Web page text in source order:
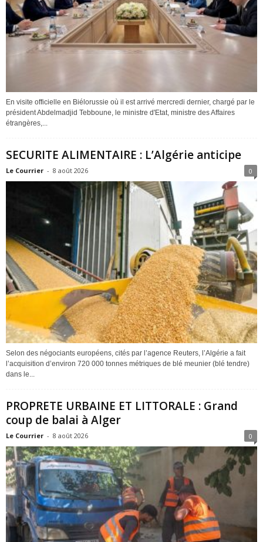
En visite officielle en Biélorussie où il est arrivé mercredi dernier, chargé par le
président Abdelmadjid Tebboune, le ministre d'Etat, ministre des Affaires
étrangères,...
SECURITE ALIMENTAIRE : L’Algérie anticipe
Le Courrier - 8 août 2026 0
Selon des négociants européens, cités par l’agence Reuters, l’Algérie a fait
l’acquisition d’environ 720 000 tonnes métriques de blé meunier (blé tendre)
dans le...
PROPRETE URBAINE ET LITTORALE : Grand
coup de balai à Alger
Le Courrier - 8 août 2026 0